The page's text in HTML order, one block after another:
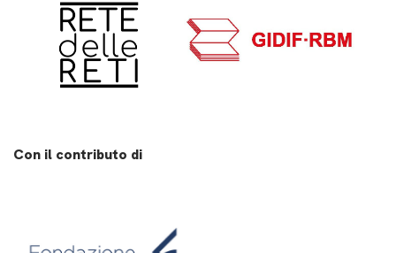
Con il contributo di